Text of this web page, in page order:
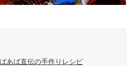
あば直伝の手作りレシピ